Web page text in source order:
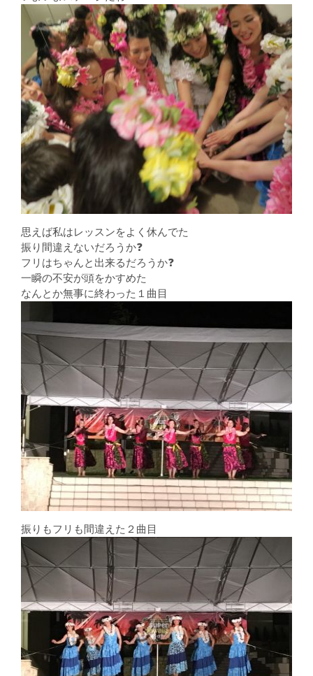
思えば私はレッスンをよく休んでた
振り間違えないだろうか❓
フリはちゃんと出来るだろうか❓
一瞬の不安が頭をかすめた
なんとか無事に終わった１曲目
振りもフリも間違えた２曲目